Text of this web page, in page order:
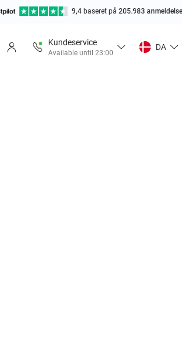
9,4 baseret på 205.983
Kundeservice
Available until 23:00
DA